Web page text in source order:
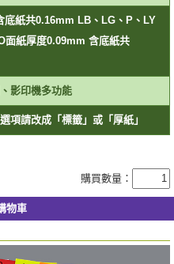
底紙共0.16mm LB、LG、P、LY
紙厚度0.09mm 含底紙共
影印機多功能
項請改成「標籤」或「厚紙」
購買數量：